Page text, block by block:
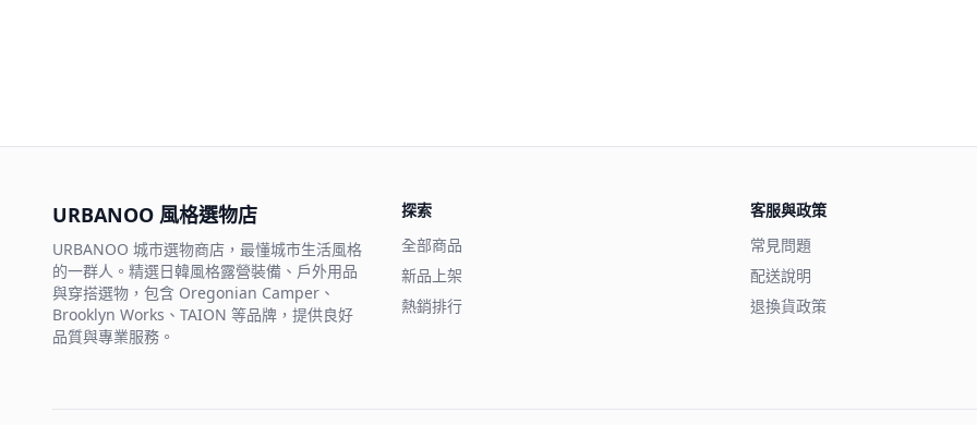
URBANOO 風格選物店
URBANOO 城市選物商店，最懂城市生活風格
的一群人。精選日韓風格露營裝備、戶外用品
與穿搭選物，包含 Oregonian Camper、
Brooklyn Works、TAION 等品牌，提供良好
品質與專業服務。
探索
全部商品
新品上架
熱銷排行
客服與政策
常見問題
配送說明
退換貨政策